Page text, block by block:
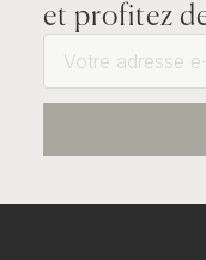
et profitez